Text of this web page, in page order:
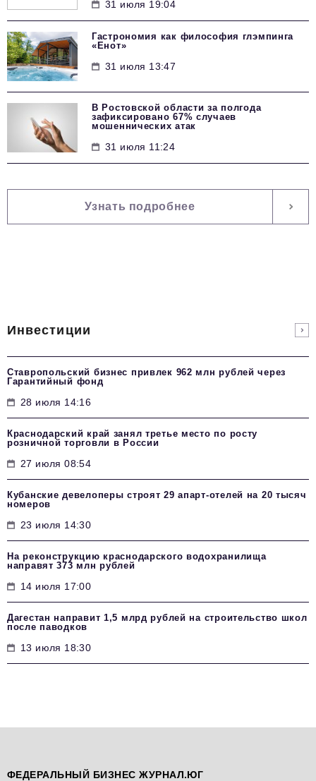
31 июля 19:04
Гастрономия как философия глэмпинга
«Енот»
31 июля 13:47
В Ростовской области за полгода
зафиксировано 67% случаев
мошеннических атак
31 июля 11:24
Узнать подробнее
Инвестиции
Ставропольский бизнес привлек 962 млн рублей через
Гарантийный фонд
28 июля 14:16
Краснодарский край занял третье место по росту
розничной торговли в России
27 июля 08:54
Кубанские девелоперы строят 29 апарт-отелей на 20 тысяч
номеров
23 июля 14:30
На реконструкцию краснодарского водохранилища
направят 373 млн рублей
14 июля 17:00
Дагестан направит 1,5 млрд рублей на строительство школ
после паводков
13 июля 18:30
ФЕДЕРАЛЬНЫЙ БИЗНЕС ЖУРНАЛ.ЮГ